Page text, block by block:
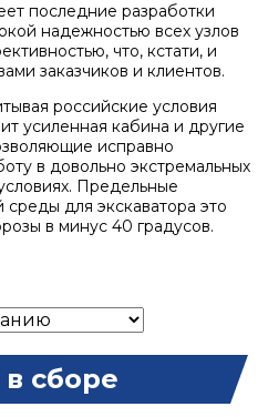
последние разработки
надежностью всех узлов
что, кстати, и
заказчиков и клиентов.
российские условия
усиленная кабина и другие
исправно
в довольно экстремальных
Предельные
для экскаватора это
в минус 40 градусов.
сборе